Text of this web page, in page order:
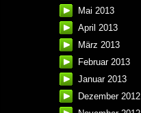
Mai 2013
April 2013
März 2013
Februar 2013
Januar 2013
Dezember 2012